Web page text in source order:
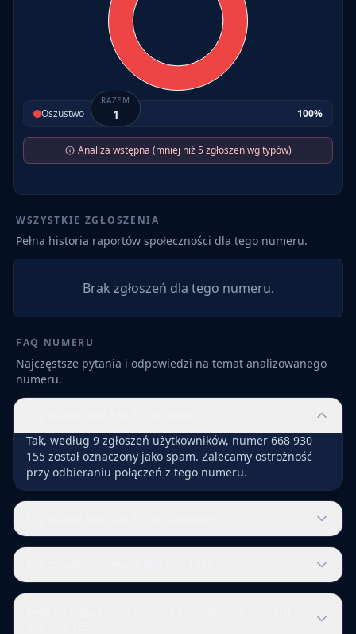
RAZEM
1
Oszustwo 100%
Analiza wstępna (mniej niż 5 zgłoszeń wg typów)
WSZYSTKIE ZGŁOSZENIA
Pełna historia raportów społeczności dla tego numeru.
Brak zgłoszeń dla tego numeru.
FAQ NUMERU
Najczęstsze pytania i odpowiedzi na temat analizowanego
numeru.
Tak, według 9 zgłoszeń użytkowników, numer 668 930
155 został oznaczony jako spam. Zalecamy ostrożność
przy odbieraniu połączeń z tego numeru.